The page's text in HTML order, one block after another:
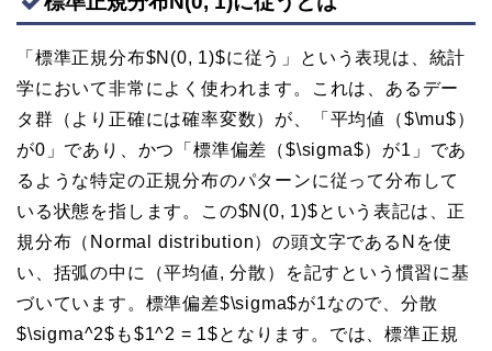
「標準正規分布$N(0, 1)$に従う」という表現は、統計
学において非常によく使われます。これは、あるデー
タ群（より正確には確率変数）が、「平均値（$\mu$）
が0」であり、かつ「標準偏差（$\sigma$）が1」であ
るような特定の正規分布のパターンに従って分布して
いる状態を指します。この$N(0, 1)$という表記は、正
規分布（Normal distribution）の頭文字であるNを使
い、括弧の中に（平均値, 分散）を記すという慣習に基
づいています。標準偏差$\sigma$が1なので、分散
$\sigma^2$も$1^2 = 1$となります。では、標準正規